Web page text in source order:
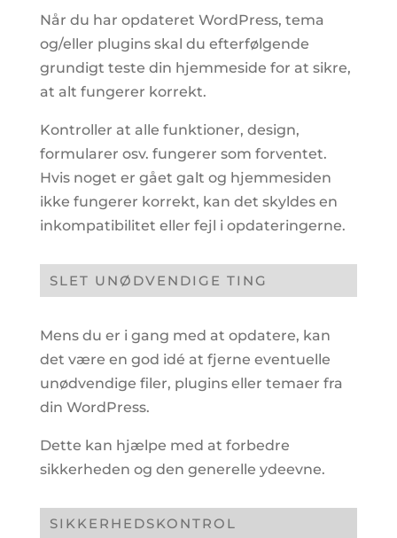
Når du har opdateret WordPress, tema
og/eller plugins skal du efterfølgende
grundigt teste din hjemmeside for at sikre,
at alt fungerer korrekt.
Kontroller at alle funktioner, design,
formularer osv. fungerer som forventet.
Hvis noget er gået galt og hjemmesiden
ikke fungerer korrekt, kan det skyldes en
inkompatibilitet eller fejl i opdateringerne.
SLET UNØDVENDIGE TING
Mens du er i gang med at opdatere, kan
det være en god idé at fjerne eventuelle
unødvendige filer, plugins eller temaer fra
din WordPress.
Dette kan hjælpe med at forbedre
sikkerheden og den generelle ydeevne.
SIKKERHEDSKONTROL